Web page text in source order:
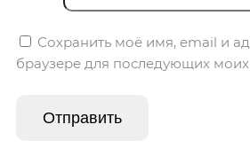
Сохранить моё имя, email и
браузере для последующих